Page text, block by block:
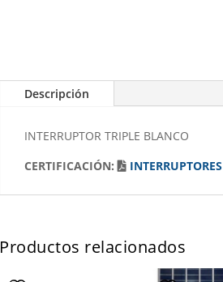
Descripción
INTERRUPTOR TRIPLE BLANCO
CERTIFICACIÓN:
INTERRUPTORES
Productos relacionados